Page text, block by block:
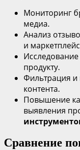
Мониторинг
медиа.
Анализ
и
продукту.
Фильтрация и
контента.
Повышение
выявления
Сравнение